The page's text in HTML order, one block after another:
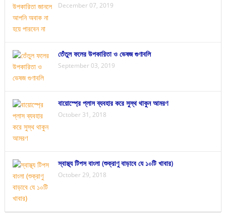
December 07, 2019
তেঁতুল ফলের উপকারিতা ও ভেষজ গুণাবলি
September 03, 2019
বায়োস্প্রে প্লাস ব্যবহার করে সুস্থ থাকুন আমরণ
October 31, 2018
স্বাস্থ্য টিপস বাংলা (শুক্রাণু বাড়াবে যে ১০টি খাবার)
October 29, 2018